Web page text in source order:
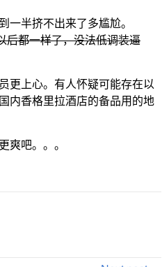
一半挤不出来了多尴尬。
后都一样了，没法低调装逼
更上心。有人怀疑可能存在以
内香格里拉酒店的备品用的地
爽吧。。。